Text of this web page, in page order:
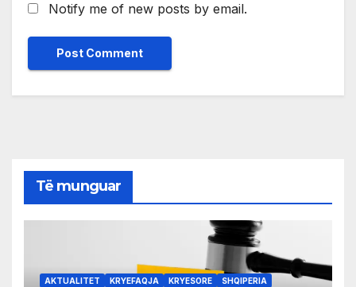
Notify me of new posts by email.
Të munguar
AKTUALITET KRYEFAQJA KRYESORE SHQIPERIA